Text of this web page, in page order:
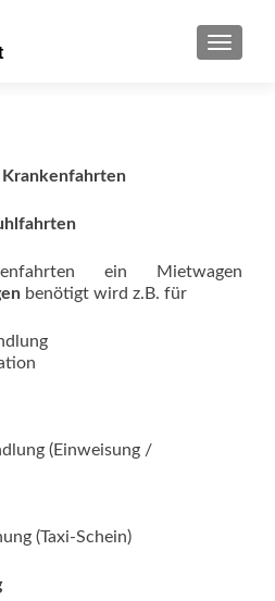
Krankenfahrten
ein Mietwagen
benötigt wird z.B. für
(Einweisung /
(Taxi-Schein)